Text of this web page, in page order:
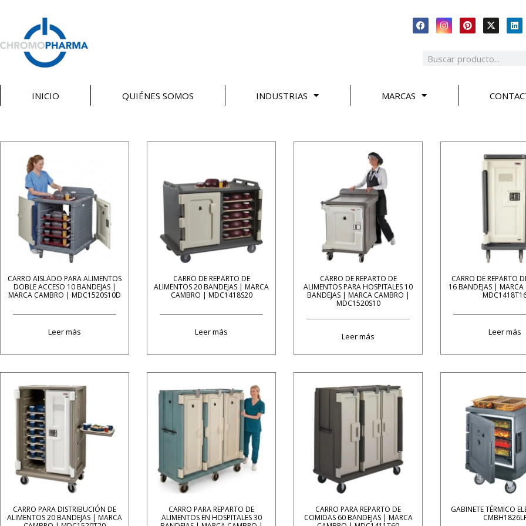
INICIO QUIÉNES SOMOS INDUSTRIAS MARCAS
CARRO AISLADO PARA ALIMENTOS
DOBLE ACCESO 10 BANDEJAS |
MARCA CAMBRO | MDC1520S10D
Leer más
CARRO DE REPARTO DE
ALIMENTOS 20 BANDEJAS | MARCA
CAMBRO | MDC1418S20
Leer más
CARRO DE REPARTO DE
ALIMENTOS PARA HOSPITALES 10
BANDEJAS | MARCA CAMBRO |
MDC1520S10
Leer más
CARRO DE REPARTO
16 BANDEJAS |
Leer más
CARRO PARA DISTRIBUCIÓN DE
ALIMENTOS 20 BANDEJAS | MARCA
CARRO PARA REPARTO DE
ALIMENTOS EN HOSPITALES 30
CARRO PARA REPARTO DE
COMIDAS 60 BANDEJAS | MARCA
GABINETE TÉRMICO